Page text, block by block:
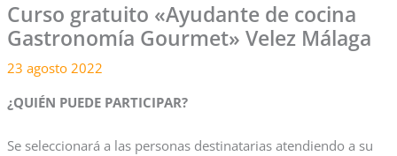
Curso gratuito «Ayudante de cocina
Gastronomía Gourmet» Velez Málaga
23 agosto 2022
¿QUIÉN PUEDE PARTICIPAR?
Se seleccionará a las personas destinatarias atendiendo a su